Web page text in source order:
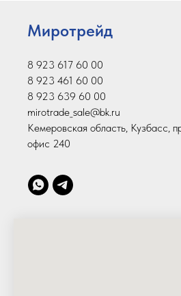
Миротрейд
8 923 617 60 00
8 923 461 60 00
8 923 639 60 00
mirotrade_sale@bk.ru
Кемеровская область, Кузбасс,
офис 240